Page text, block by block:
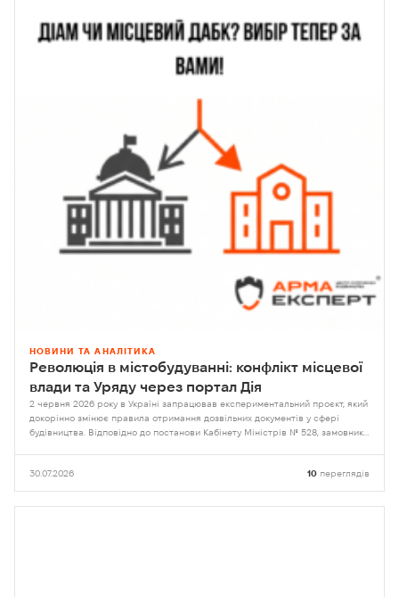
НОВИНИ ТА АНАЛІТИКА
Революція в містобудуванні: конфлікт місцевої
влади та Уряду через портал Дія
2 червня 2026 року в Україні запрацював експериментальний проєкт, який
докорінно змінює правила отримання дозвільних документів у сфері
будівництва. Відповідно до постанови Кабінету Міністрів № 528, замовники
30.07.2026 10 переглядів